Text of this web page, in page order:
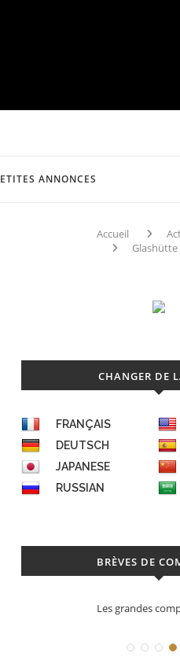
ANNONCES
Accueil
CHANGER DE
FRANÇAIS
DEUTSCH
JAPANESE
RUSSIAN
BRÈVES DE